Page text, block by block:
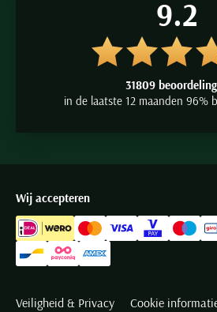
9.2
31809
in de laatste 12 maanden 96%
Wij accepteren
Veiligheid & Privacy Cookie